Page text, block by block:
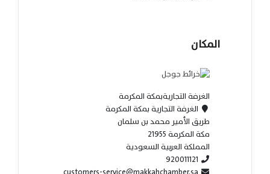
المكان
الغرفة التجاريةبمكة المكرمة
الغرفة التجارية بمكة المكرمة
طريق الأمير محمد بن سلمان
مكة المكرمة 21955
المملكة العربية السعودية
920011121